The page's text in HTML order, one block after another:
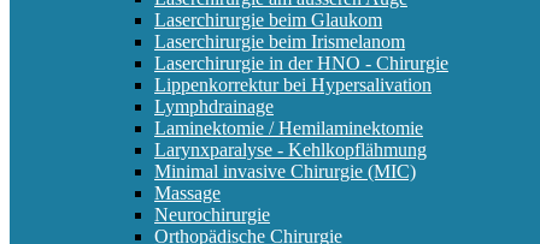
Laserchirurgie beim Glaukom
Laserchirurgie beim Irismelanom
Laserchirurgie in der HNO - Chirurgie
Lippenkorrektur bei Hypersalivation
Lymphdrainage
Laminektomie / Hemilaminektomie
Larynxparalyse - Kehlkopflähmung
Minimal invasive Chirurgie (MIC)
Massage
Neurochirurgie
Orthopädische Chirurgie